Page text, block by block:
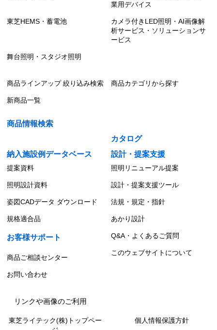
業用デバイス
東芝HEMS・蓄電池
カメラ付きLED照明・AI画像解
析サービス・ソリューションサ
ービス
舞台照明・スタジオ照明
商品ラインアップ 絞り込み検索 商品カテゴリから探す
新商品一覧
商品情報検索
カタログ
納入施設例データベース
設計・提案支援
提案資料 照明リニューアル提案
照明設計資料 設計・提案支援ツール
姿図CADデータ ダウンロード 法規・規定・指針
規格適合品 あかり設計
お客様サポート Q&A・よくあるご質問
商品ご相談センター
このウェブサイトについて
お問い合わせ
リンクや画像のご利用
東芝ライテック(株)トップペー
個人情報保護方針